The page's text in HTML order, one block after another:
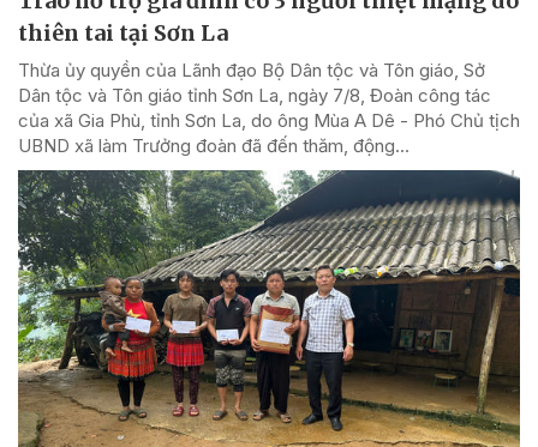
thiên tai tại Sơn La
Thừa ủy quyền của Lãnh đạo Bộ Dân tộc và Tôn giáo, Sở
Dân tộc và Tôn giáo tỉnh Sơn La, ngày 7/8, Đoàn công tác
của xã Gia Phù, tỉnh Sơn La, do ông Mùa A Dê - Phó Chủ tịch
UBND xã làm Trưởng đoàn đã đến thăm, động...